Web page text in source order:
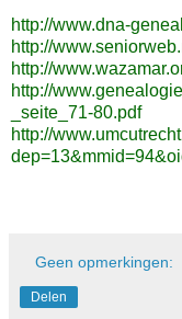
http://www.dna-
http://
http://
http://
_seite_71-80.pdf
http://
Geen opmerkingen:
Delen